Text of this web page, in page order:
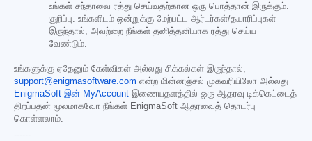
உங்கள் சந்தாவை ரத்து செய்வதற்கான ஒரு பொத்தான் இருக்கும்.
குறிப்பு: உங்களிடம் ஒன்றுக்கு மேற்பட்ட ஆர்டர்கள்/தயாரிப்புகள்
இருந்தால், அவற்றை நீங்கள் தனித்தனியாக ரத்து செய்ய
வேண்டும்.
உங்களுக்கு ஏதேனும் கேள்விகள் அல்லது சிக்கல்கள் இருந்தால்,
support@enigmasoftware.com என்ற மின்னஞ்சல் முகவரியிலோ அல்லது
EnigmaSoft-இன் MyAccount இணையதளத்தில் ஒரு ஆதரவு டிக்கெட்டைத்
திறப்பதன் மூலமாகவோ நீங்கள் EnigmaSoft ஆதரவைத் தொடர்பு
கொள்ளலாம்.
------